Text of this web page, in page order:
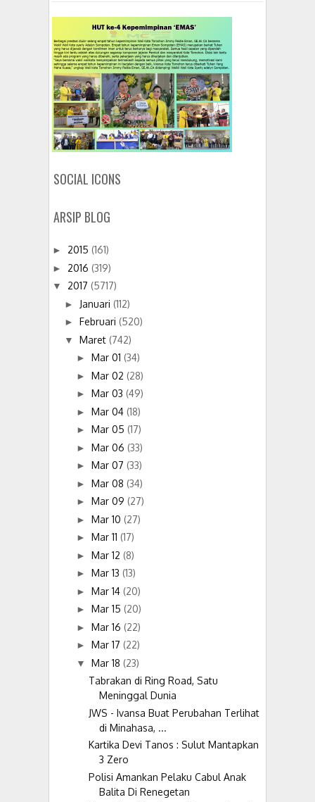
SOCIAL ICONS
ARSIP BLOG
► 2015 (161)
► 2016 (319)
▼ 2017 (5717)
► Januari (112)
► Februari (520)
▼ Maret (742)
► Mar 01 (34)
► Mar 02 (28)
► Mar 03 (49)
► Mar 04 (18)
► Mar 05 (17)
► Mar 06 (33)
► Mar 07 (33)
► Mar 08 (34)
► Mar 09 (27)
► Mar 10 (27)
► Mar 11 (17)
► Mar 12 (8)
► Mar 13 (13)
► Mar 14 (20)
► Mar 15 (20)
► Mar 16 (22)
► Mar 17 (22)
▼ Mar 18 (23)
Tabrakan di Ring Road, Satu
Meninggal Dunia
JWS - Ivansa Buat Perubahan Terlihat
di Minahasa, ...
Kartika Devi Tanos : Sulut Mantapkan
3 Zero
Polisi Amankan Pelaku Cabul Anak
Balita Di Renegetan